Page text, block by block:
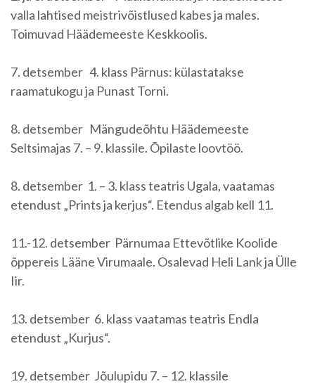
valla lahtised meistrivõistlused kabes ja males.
Toimuvad Häädemeeste Keskkoolis.
7. detsember 4. klass Pärnus: külastatakse
raamatukogu ja Punast Torni.
8. detsember Mängudeõhtu Häädemeeste
Seltsimajas 7. – 9. klassile. Õpilaste loovtöö.
8. detsember 1. – 3. klass teatris Ugala, vaatamas
etendust „Prints ja kerjus“. Etendus algab kell 11.
11.-12. detsember Pärnumaa Ettevõtlike Koolide
õppereis Lääne Virumaale. Osalevad Heli Lank ja Ülle
Iir.
13. detsember 6. klass vaatamas teatris Endla
etendust „Kurjus“.
19. detsember Jõulupidu 7. – 12. klassile